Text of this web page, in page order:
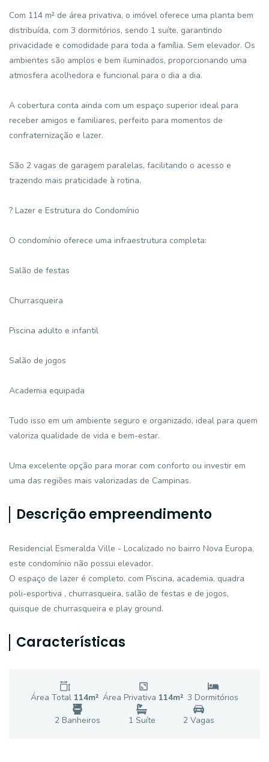
Com 114 m² de área privativa, o imóvel oferece uma planta bem
distribuída, com 3 dormitórios, sendo 1 suíte, garantindo
privacidade e comodidade para toda a família. Sem elevador. Os
ambientes são amplos e bem iluminados, proporcionando uma
atmosfera acolhedora e funcional para o dia a dia.
A cobertura conta ainda com um espaço superior ideal para
receber amigos e familiares, perfeito para momentos de
confraternização e lazer.
São 2 vagas de garagem paralelas, facilitando o acesso e
trazendo mais praticidade à rotina.
? Lazer e Estrutura do Condomínio
O condomínio oferece uma infraestrutura completa:
Salão de festas
Churrasqueira
Piscina adulto e infantil
Salão de jogos
Academia equipada
Tudo isso em um ambiente seguro e organizado, ideal para quem
valoriza qualidade de vida e bem-estar.
Uma excelente opção para morar com conforto ou investir em
uma das regiões mais valorizadas de Campinas.
Descrição empreendimento
Residencial Esmeralda Ville - Localizado no bairro Nova Europa,
este condomínio não possui elevador.
O espaço de lazer é completo, com Piscina, academia, quadra
poli-esportiva , churrasqueira, salão de festas e de jogos,
quisque de churrasqueira e play ground.
Características
Área Total 114m² Área Privativa 114m² 3 Dormitórios
2 Banheiros 1 Suíte 2Vagas